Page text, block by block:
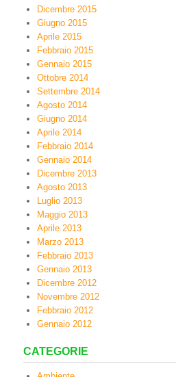
Dicembre 2015
Giugno 2015
Aprile 2015
Febbraio 2015
Gennaio 2015
Ottobre 2014
Settembre 2014
Agosto 2014
Giugno 2014
Aprile 2014
Febbraio 2014
Gennaio 2014
Dicembre 2013
Agosto 2013
Luglio 2013
Maggio 2013
Aprile 2013
Marzo 2013
Febbraio 2013
Gennaio 2013
Dicembre 2012
Novembre 2012
Febbraio 2012
Gennaio 2012
CATEGORIE